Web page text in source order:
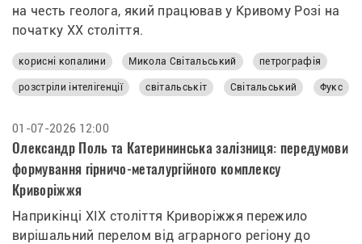
на честь геолога, який працював у Кривому Розі на
початку XX століття.
корисні копалини Микола Світальський петрографія
розстріли інтелігенції світальськіт Світальський Фукс
01-07-2026 12:00
Олександр Поль та Катерининська залізниця: передумови
формування гірничо-металургійного комплексу
Криворіжжя
Наприкінці ХІХ століття Криворіжжя пережило
вирішальний перелом від аграрного регіону до